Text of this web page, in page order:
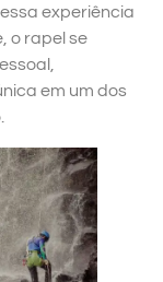
experiência
o rapel se
em um dos